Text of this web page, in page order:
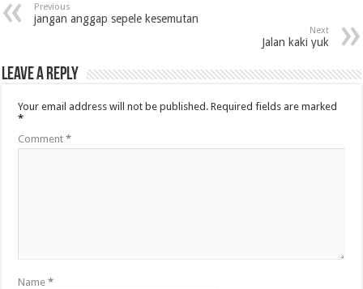
Previous
jangan anggap sepele kesemutan
Next
Jalan kaki yuk
Leave a Reply
Your email address will not be published. Required fields are marked
*
Comment*
Name*